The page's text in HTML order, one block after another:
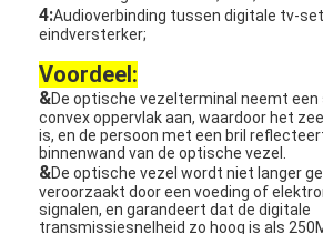
4:Audioverbinding tussen digitale tv-
eindversterker;
Voordeel:
&De optische vezelterminal neemt
convex oppervlak aan, waardoor het
is, en de persoon met een bril
binnenwand van de optische vezel.
&De optische vezel wordt niet langer
veroorzaakt door een voeding of
signalen, en garandeert dat de digitale
transmissiesnelheid zo hoog is als